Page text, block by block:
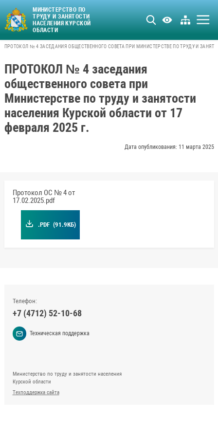
МИНИСТЕРСТВО ПО
ТРУДУ И ЗАНЯТОСТИ
НАСЕЛЕНИЯ КУРСКОЙ
ОБЛАСТИ
ПРОТОКОЛ № 4 ЗАСЕДАНИЯ ОБЩЕСТВЕННОГО СОВЕТА ПРИ МИНИСТЕРСТВЕ ПО ТРУДУ И
ПРОТОКОЛ № 4 заседания
общественного совета при
Министерстве по труду и занятости
населения Курской области от 17
февраля 2025 г.
Дата опубликования: 11 марта 2025
Протокол ОС № 4 от
17.02.2025.pdf
.PDF (91.9КБ)
Телефон:
+7 (4712) 52-10-68
Техническая поддержка
Министерство по труду и занятости населения
Курской области
Техподдержка сайта